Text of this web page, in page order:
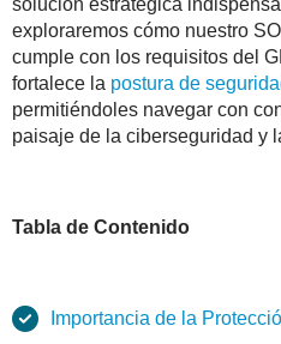
solución estratégica
exploraremos cómo nuestro
cumple con los requisitos del
fortalece la postura de
permitiéndoles navegar con
paisaje de la ciberseguridad y
Tabla de Contenido
Importancia de la